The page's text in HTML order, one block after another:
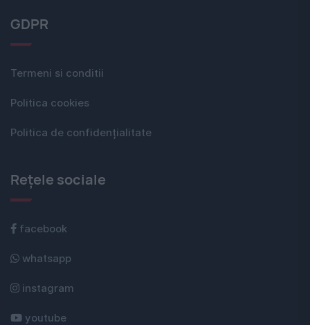
GDPR
Termeni si conditii
Politica cookies
Politica de confidențialitate
Rețele sociale
facebook
whatsapp
instagram
youtube